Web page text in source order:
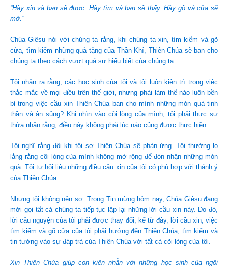
“Hãy xin và bạn sẽ được. Hãy tìm và bạn sẽ thấy. Hãy gõ và cửa sẽ
mở.”
Chúa Giêsu nói với chúng ta rằng, khi chúng ta xin, tìm kiếm và gõ
cửa, tìm kiếm những quà tặng của Thần Khí, Thiên Chúa sẽ ban cho
chúng ta theo cách vượt quá sự hiểu biết của chúng ta.
Tôi nhận ra rằng, các học sinh của tôi và tôi luôn kiên trì trong việc
thắc mắc về mọi điều trên thế giới, nhưng phải làm thế nào luôn bền
bỉ trong việc cầu xin Thiên Chúa ban cho mình những món quà tinh
thần và ân sủng? Khi nhìn vào cõi lòng của mình, tôi phải thực sự
thừa nhận rằng, điều này không phải lúc nào cũng được thực hiện.
Tôi nghĩ rằng đôi khi tôi sợ Thiên Chúa sẽ phản ứng. Tôi thường lo
lắng rằng cõi lòng của mình không mở rộng để đón nhận những món
quà. Tôi tự hỏi liệu những điều cầu xin của tôi có phù hợp với thánh ý
của Thiên Chúa.
Nhưng tôi không nên sợ. Trong Tin mừng hôm nay, Chúa Giêsu đang
mời gọi tất cả chúng ta tiếp tục lặp lại những lời cầu xin này. Do đó,
lời cầu nguyện của tôi phải được thay đổi; kể từ đây, lời cầu xin, việc
tìm kiếm và gõ cửa của tôi phải hướng đến Thiên Chúa, tìm kiếm và
tin tưởng vào sự đáp trả của Thiên Chúa với tất cả cõi lòng của tôi.
Xin Thiên Chúa giúp con kiên nhẫn với những học sinh của ngôi